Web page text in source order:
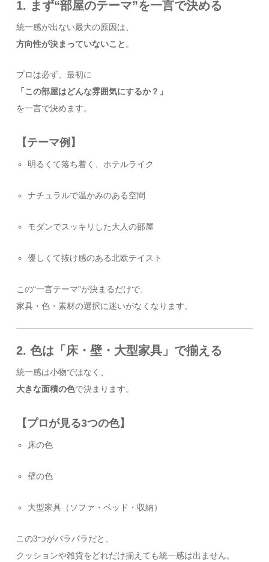
1. まず“部屋のテーマ”を一言で決める
統一感が出ない最大の原因は、
方向性が決まっていないこと 。
プロは必ず、最初に
「この部屋はどんな雰囲気にするか？」
を一言で決めます。
【テーマ例】
明るくて落ち着く、ホテルライク
ナチュラルで温かみのある空間
モダンでスッキリした大人の部屋
優しくて抜け感のある北欧テイスト
この“一言テーマ”が決まるだけで、
家具・色・素材の選択に迷いがなくなります。
2. 色は「床・壁・大型家具」で揃える
統一感は小物ではなく、
大きな面積の色で決まります。
【プロが見る3つの色】
床の色
壁の色
大型家具（ソファ・ベッド・収納）
この3つがバラバラだと、
クッションや雑貨をどれだけ揃えても統一感は出ません。